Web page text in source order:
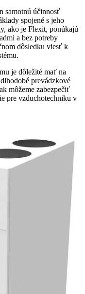
samotnú účinnosť
spojené s jeho
ako je Flexit, ponúkajú
a bez potreby
dôsledku viesť k
je dôležité mať na
prevádzkové
môžeme zabezpečiť
pre vzduchotechniku v